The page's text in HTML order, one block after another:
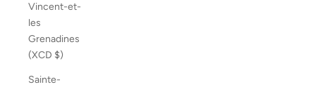
Vincent-et-
les
Grenadines
(XCD $)
Sainte-